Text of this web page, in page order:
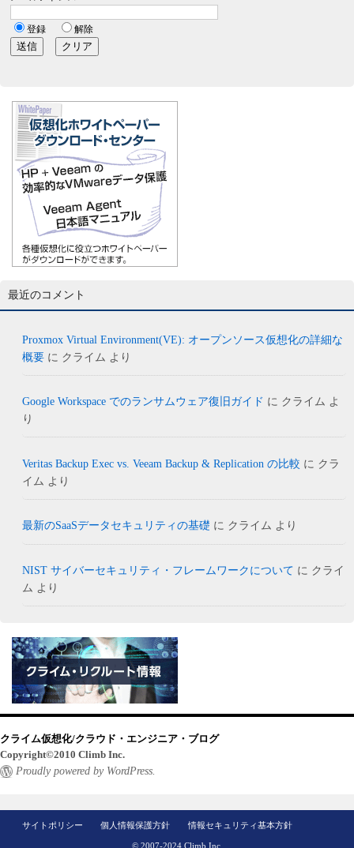
最近のコメント
Proxmox Virtual Environment(VE): オープンソース仮想化の詳細な
概要 に クライム より
Google Workspace でのランサムウェア復旧ガイド に クライム よ
り
Veritas Backup Exec vs. Veeam Backup & Replication の比較 に クラ
イム より
最新のSaaSデータセキュリティの基礎 に クライム より
NIST サイバーセキュリティ・フレームワークについて に クライ
ム より
クライム仮想化/クラウド・エンジニア・ブログ
Copyright©2010 Climb Inc.
Proudly powered by WordPress.
サイトポリシー 個人情報保護方針 情報セキュリティ基本方針
© 2007-2024 Climb Inc.